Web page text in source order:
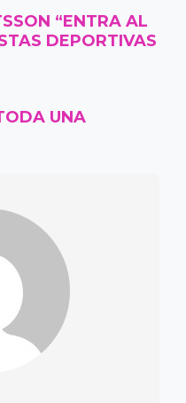
“ENTRA AL
DEPORTIVAS
UNA